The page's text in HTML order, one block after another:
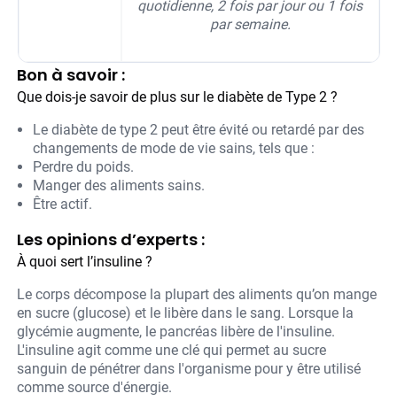
quotidienne, 2 fois par jour ou 1 fois
par semaine.
Bon à savoir :
Que dois-je savoir de plus sur le diabète de Type 2 ?
Le diabète de type 2 peut être évité ou retardé par des
changements de mode de vie sains, tels que :
Perdre du poids.
Manger des aliments sains.
Être actif.
Les opinions d’experts :
À quoi sert l’insuline ?
Le corps décompose la plupart des aliments qu’on mange
en sucre (glucose) et le libère dans le sang. Lorsque la
glycémie augmente, le pancréas libère de l'insuline.
L'insuline agit comme une clé qui permet au sucre
sanguin de pénétrer dans l'organisme pour y être utilisé
comme source d'énergie.